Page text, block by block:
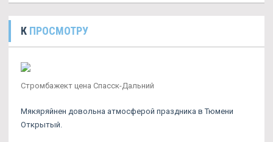
К ПРОСМОТРУ
Стромбажект цена Спасск-Дальний
Мякяряйнен довольна атмосферой праздника в Тюмени
Открытый.